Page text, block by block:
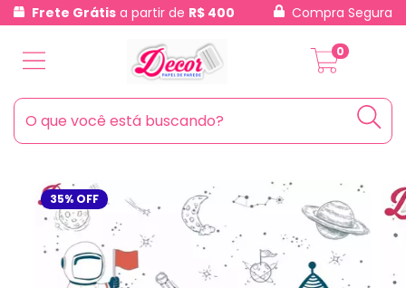
Frete Grátis a partir de R$ 400 Compra Segura
0
35% OFF